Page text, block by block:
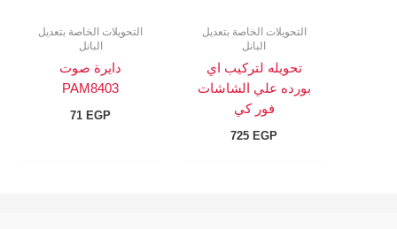
التحويلات الخاصة بتعديل
البانل
تحويله لتركيب اي
بورده علي الشاشات
فور كي
725 EGP
التحويلات الخاصة بتعديل
البانل
دايرة صوت
PAM8403
71 EGP